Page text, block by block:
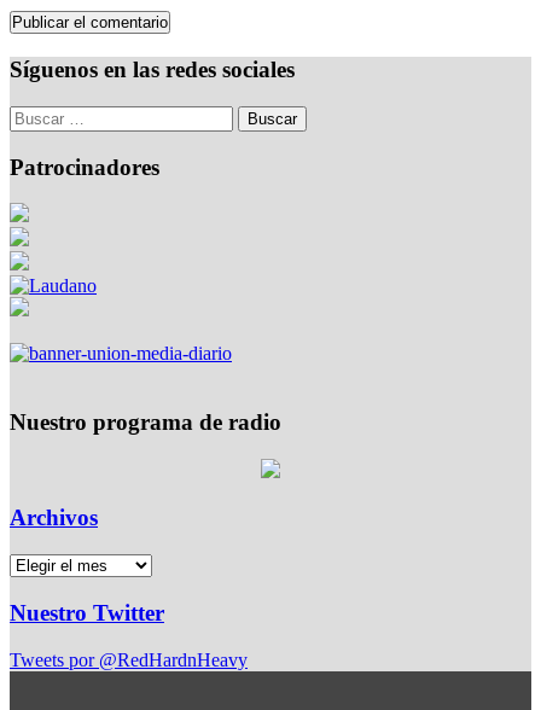
Síguenos en las redes sociales
Patrocinadores
Nuestro programa de radio
Archivos
Nuestro Twitter
Tweets por @RedHardnHeavy